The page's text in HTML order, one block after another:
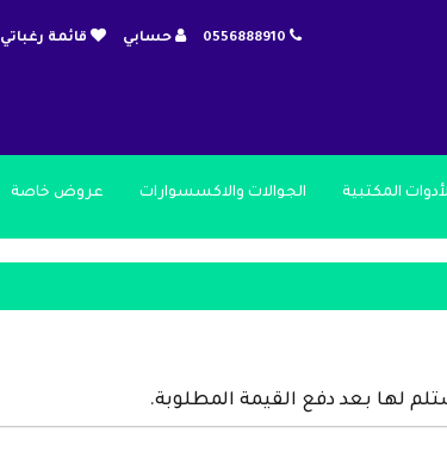
0556888910 حسابي قائمة رغباتي
المكتبية الجوالات والاكسسوارات عروض خاصة
لها بعد دفع القيمة المطلوبة.